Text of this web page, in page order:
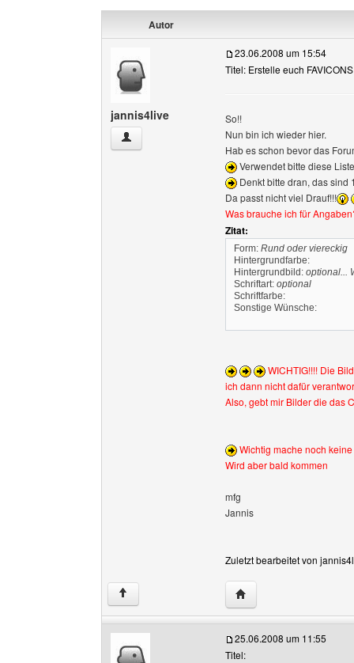
Autor
jannis4live
jannis4live Benutzer-Profile anzeigen
23.06.2008 um 15:54
Titel: Erstelle euch
So!!
Nun bin ich wieder hier.
Hab es schon bevor das
Verwendet bitte diese
Denkt bitte dran, das sind
Da passt nicht viel Drauf!!!
Was brauche ich für
Zitat:
Form: Rund oder viereckig
Hintergrundfarbe:
Hintergrundbild: optional...
Schriftart: optional
Schriftfarbe:
Sonstige Wünsche:
WICHTIG!!!! Die
ich dann nicht dafür
Also, gebt mir Bilder die das
Wichtig mache noch
Wird aber bald kommen
mfg
Jannis
Zuletzt bearbeitet von
↑ Website dieses
25.06.2008 um 11:55
Titel: